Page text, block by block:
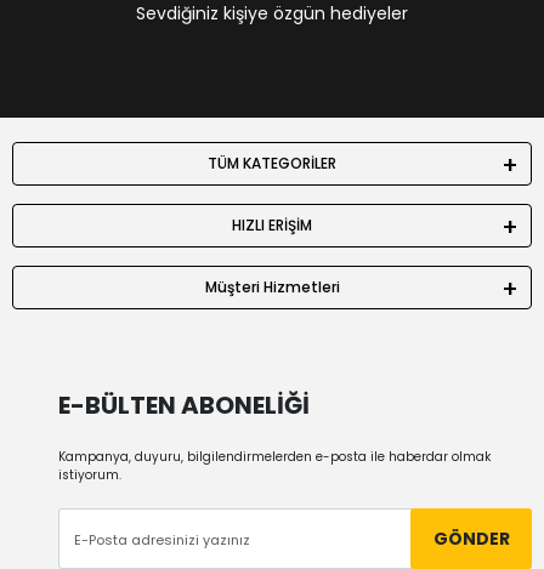
Sevdiğiniz kişiye özgün hediyeler
TÜM KATEGORİLER
HIZLI ERİŞİM
Müşteri Hizmetleri
E-BÜLTEN ABONELİĞİ
Kampanya, duyuru, bilgilendirmelerden e-posta ile haberdar olmak
istiyorum.
GÖNDER